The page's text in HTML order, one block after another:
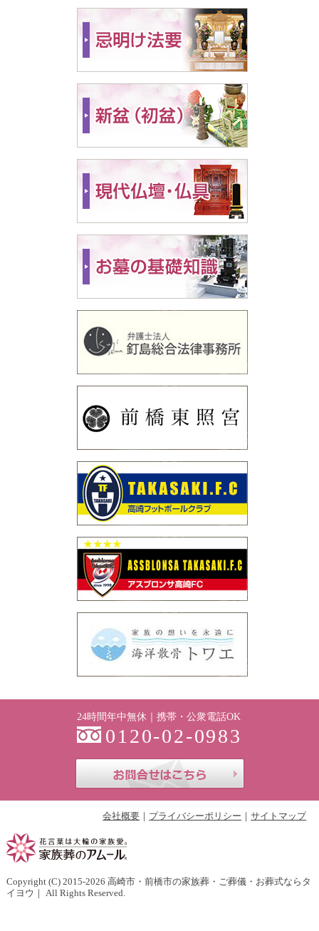
24時間年中無休｜携帯・公衆電話OK
0120-02-0983
会社概要 プライバシーポリシー サイトマップ
Copyright (C) 2015-2026 高崎市・前橋市の家族葬・ご葬儀・お葬式ならタ
イヨウ ｜ All Rights Reserved.